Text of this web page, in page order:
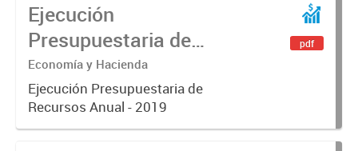
Ejecución
Presupuestaria de
Recursos Anual - 2019
Economía y Hacienda
Ejecución Presupuestaria de
Recursos Anual - 2019
pdf